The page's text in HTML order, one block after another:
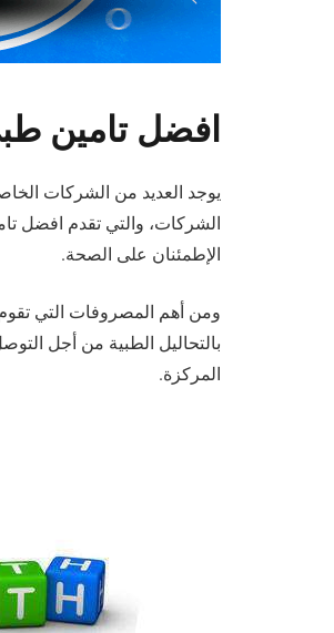
افضل تامين
يوجد العديد من الشركات
الشركات، والتي تقدم افضل
الإطمئنان على الصحة.
ومن أهم المصروفات التي
بالتحاليل الطبية من أجل
المركزة.